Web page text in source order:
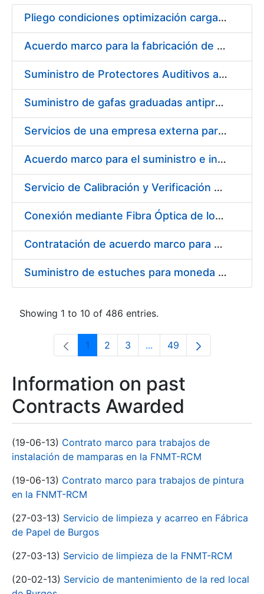
Show/Hide
Pliego condiciones optimización cargas compras firmado
Acuerdo marco para la fabricación de piezas
Suministro de Protectores Auditivos a medida para las personas trabajadoras de los Centros de Trabajo de Madrid y Burgos
Suministro de gafas graduadas antiproyecciones para los trabajadores de la FNMT-RCM en los centros de trabajo de Madrid y Burgos
Servicios de una empresa externa para el asesoramiento y resolución de los recursos de alzada que se presentan relacionados con procesos de selección para la FNMT-RCM
Acuerdo marco para el suministro e instalación de persianas, estores y otros complementos
Servicio de Calibración y Verificación Externa de los Equipos de Medición del Servicio de Prevención de la FNMT-RCM
Conexión mediante Fibra Óptica de los Centros de Proceso de Datos (CPDs) de las sedes de la FNMT-RCM de Burgos y Madrid
Contratación de acuerdo marco para el Suministro de Material de Electricidad para la Fábrica Nacional de Moneda y Timbre-Real Casa de la Moneda en su centro de trabajo de Burgos
Suministro de estuches para moneda de 30 €
Showing 1 to 10 of 486 entries.
Page
1 Page
2 Page
3 ...Intermediate Pages Use
Page
49
Information on past
Contracts Awarded
(19-06-13) Contrato marco para trabajos de
instalación de mamparas en la FNMT-RCM
(19-06-13) Contrato marco para trabajos de pintura
en la FNMT-RCM
(27-03-13) Servicio de limpieza y acarreo en Fábrica
de Papel de Burgos
(27-03-13) Servicio de limpieza de la FNMT-RCM
(20-02-13) Servicio de mantenimiento de la red local